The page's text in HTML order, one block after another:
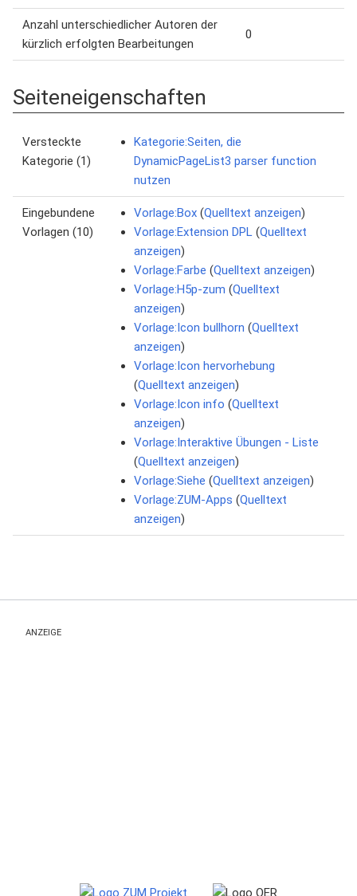
Anzahl unterschiedlicher Autoren der
kürzlich erfolgten Bearbeitungen
0
Seiteneigenschaften
Versteckte
Kategorie (1)
Kategorie:Seiten, die
DynamicPageList3 parser function
nutzen
Eingebundene
Vorlagen (10)
Vorlage:Box (Quelltext anzeigen)
Vorlage:Extension DPL (Quelltext
anzeigen)
Vorlage:Farbe (Quelltext anzeigen)
Vorlage:H5p-zum (Quelltext
anzeigen)
Vorlage:Icon bullhorn (Quelltext
anzeigen)
Vorlage:Icon hervorhebung
(Quelltext anzeigen)
Vorlage:Icon info (Quelltext
anzeigen)
Vorlage:Interaktive Übungen - Liste
(Quelltext anzeigen)
Vorlage:Siehe (Quelltext anzeigen)
Vorlage:ZUM-Apps (Quelltext
anzeigen)
ANZEIGE